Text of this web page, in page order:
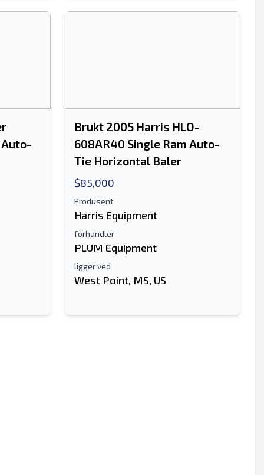
Brukt 2005 Harris HLO-
608AR40 Single Ram Auto-
Tie Horizontal Baler
$85,000
Produsent
Harris Equipment
forhandler
PLUM Equipment
ligger ved
West Point, MS, US